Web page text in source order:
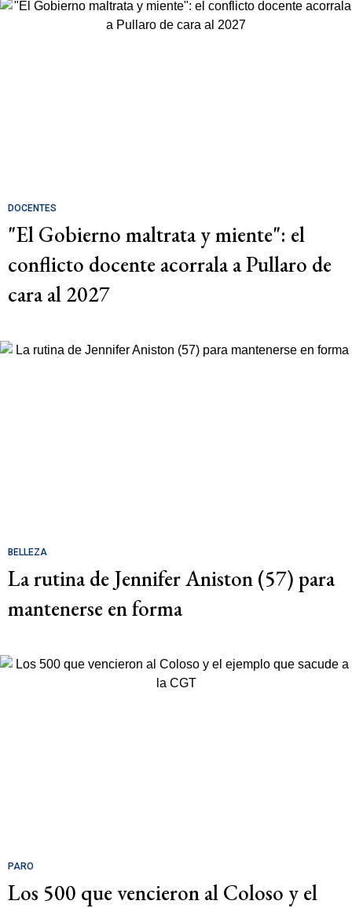
DOCENTES
"El Gobierno maltrata y miente": el
conflicto docente acorrala a Pullaro de
cara al 2027
BELLEZA
La rutina de Jennifer Aniston (57) para
mantenerse en forma
PARO
Los 500 que vencieron al Coloso y el